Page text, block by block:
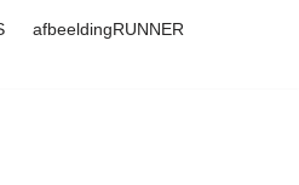
afbeeldingRUNNER